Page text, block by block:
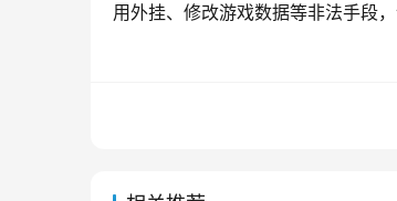
用外挂、修改游戏数据等非法手段